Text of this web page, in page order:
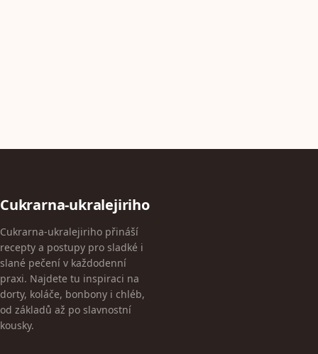
Cukrarna-ukralejiriho
Cukrarna-ukralejiriho přináší
recepty a postupy pro sladké i
slané pečení v každodenní
praxi. Najdete tu inspiraci na
dorty, koláče, bonbony i chléb,
od základů až po slavnostní
kousky.